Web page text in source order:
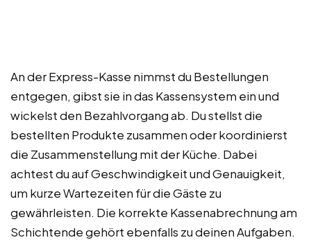
An der Express-Kasse nimmst du Bestellungen
entgegen, gibst sie in das Kassensystem ein und
wickelst den Bezahlvorgang ab. Du stellst die
bestellten Produkte zusammen oder koordinierst
die Zusammenstellung mit der Küche. Dabei
achtest du auf Geschwindigkeit und Genauigkeit,
um kurze Wartezeiten für die Gäste zu
gewährleisten. Die korrekte Kassenabrechnung am
Schichtende gehört ebenfalls zu deinen Aufgaben.